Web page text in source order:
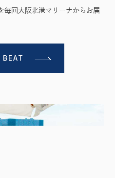
回大阪北港マリーナからお届